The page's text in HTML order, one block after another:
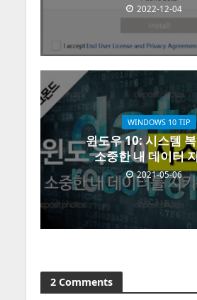
2022-12-04
WINDOWS 10 TIP
윈도우 10: 시스템
소중한 내 데이터
2021-05-06
2 Comments